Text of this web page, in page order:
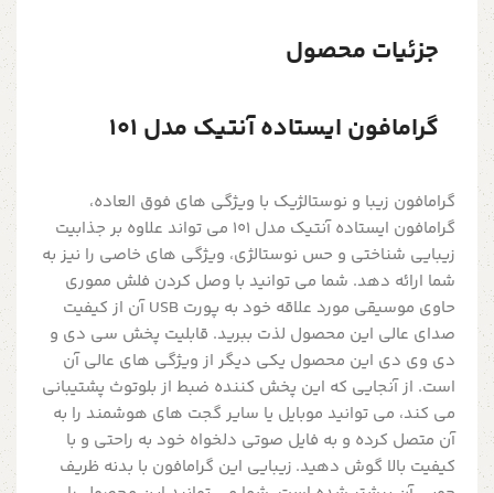
جزئیات محصول
گرامافون ایستاده آنتیک مدل 101
گرامافون زیبا و نوستالژیک با ویژگی های فوق العاده،
گرامافون ایستاده آنتیک مدل 101 می تواند علاوه بر جذابیت
زیبایی شناختی و حس نوستالژی، ویژگی های خاصی را نیز به
شما ارائه دهد. شما می توانید با وصل کردن فلش مموری
حاوی موسیقی مورد علاقه خود به پورت USB آن از کیفیت
صدای عالی این محصول لذت ببرید. قابلیت پخش سی دی و
دی وی دی این محصول یکی دیگر از ویژگی های عالی آن
است. از آنجایی که این پخش کننده ضبط از بلوتوث پشتیبانی
می کند، می توانید موبایل یا سایر گجت های هوشمند را به
آن متصل کرده و به فایل صوتی دلخواه خود به راحتی و با
کیفیت بالا گوش دهید. زیبایی این گرامافون با بدنه ظریف